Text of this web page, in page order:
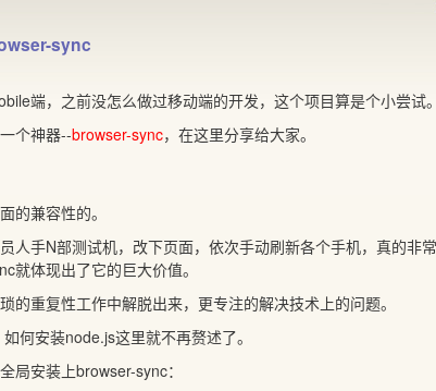
sync
端，之前没怎么做过移动端的开发，这个项目算是个小尝试。
个神器--browser-sync，在这里分享给大家。
的兼容性的。
人手N部测试机，改下页面，依次手动刷新各个手机，真的非
就体现出了它的巨大价值。
的重复性工作中解脱出来，更专注的解决技术上的问题。
何安装node.js这里就不再赘述了。
局安装上browser-sync：